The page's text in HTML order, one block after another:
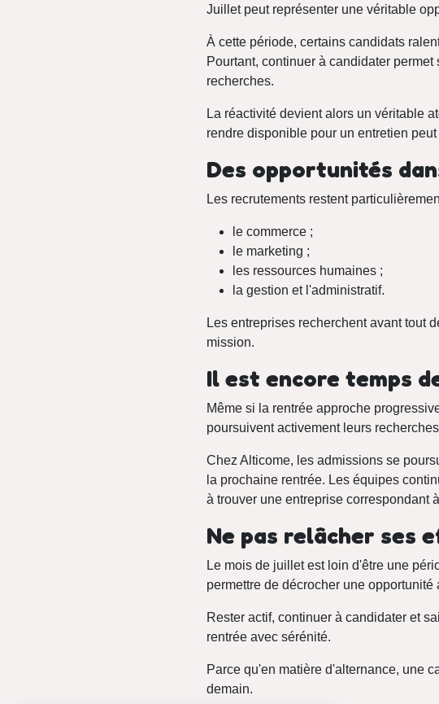
Juillet peut représenter une véritable
À cette période, certains candidats
Pourtant, continuer à candidater
recherches.
La réactivité devient alors un véritable
rendre disponible pour un entretien
Des opportunités
Les recrutements restent
le commerce ;
le marketing ;
les ressources humaines ;
la gestion et l'administratif.
Les entreprises recherchent avant tout
mission.
Il est encore temps
Même si la rentrée approche
poursuivent activement leurs
Chez Alticome, les admissions se
la prochaine rentrée. Les équipes
à trouver une entreprise correspondant
Ne pas relâcher ses
Le mois de juillet est loin d'être une
permettre de décrocher une
Rester actif, continuer à candidater et
rentrée avec sérénité.
Parce qu'en matière d'alternance, une
demain.